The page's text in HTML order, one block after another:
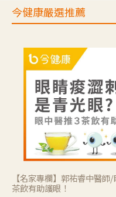
今健康嚴選推薦
【名家專欄】郭祐睿中醫
茶飲有助護眼！